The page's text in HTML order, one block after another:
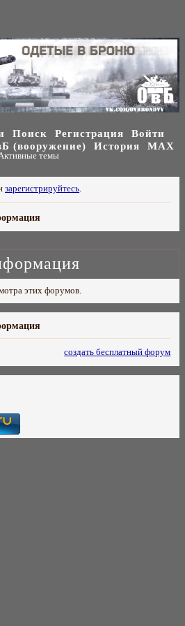
Поиск Регистрация
Войти
(вооружение) История МАХ
темы
зарегистрируйтесь.
этих форумов.
создать бесплатный форум